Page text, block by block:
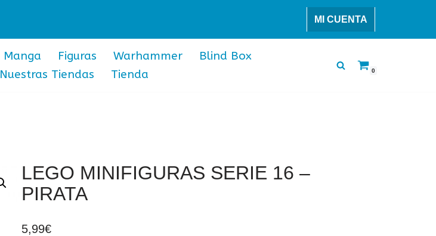
MI CUENTA
Manga Figuras Warhammer
Blind Box
Nuestras Tiendas Tienda 0
LEGO MINIFIGURAS SERIE 16 –
PIRATA
5,99€